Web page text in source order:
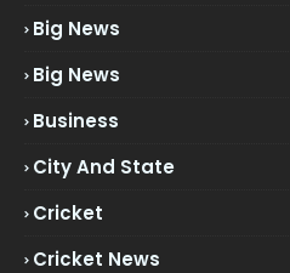
Big News
Big News
Business
City And State
Cricket
Cricket News